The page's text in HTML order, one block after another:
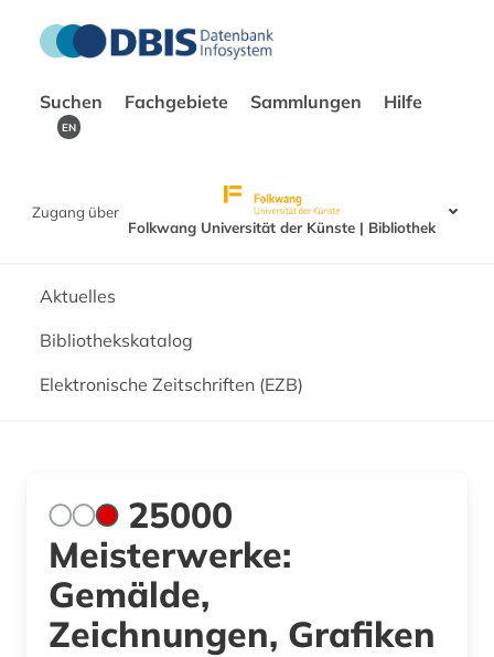
Suchen Fachgebiete Sammlungen Hilfe
EN
Zugang über
Folkwang Universität der Künste | Bibliothek
Aktuelles
Bibliothekskatalog
Elektronische Zeitschriften (EZB)
25000
Meisterwerke:
Gemälde,
Zeichnungen, Grafiken